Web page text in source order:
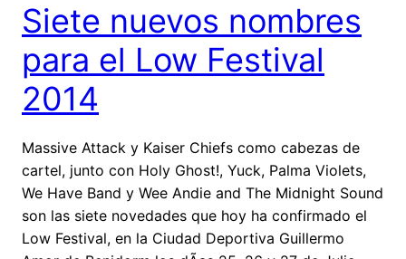
Siete nuevos nombres
para el Low Festival
2014
Massive Attack y Kaiser Chiefs como cabezas de
cartel, junto con Holy Ghost!, Yuck, Palma Violets,
We Have Band y Wee Andie and The Midnight Sound
son las siete novedades que hoy ha confirmado el
Low Festival, en la Ciudad Deportiva Guillermo